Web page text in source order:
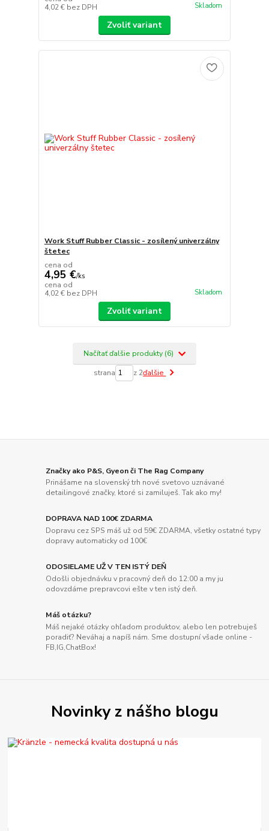
4,02 € bez DPH Skladom
Zvoliť variant
Work Stuff Rubber Classic - zosílený univerzálny
štetec
cena od
4,95 €/ks
cena od
4,02 € bez DPH Skladom
Zvoliť variant
Načítať ďalšie produkty (6)
strana z 2ďalšie
Značky ako P&S, Gyeon či The Rag Company
Prinášame na slovenský trh nové svetovo uznávané
detailingové značky, ktoré si zamiluješ. Tak ako my!
DOPRAVA NAD 100€ ZDARMA
Dopravu cez SPS máš už od 59€ ZDARMA, všetky ostatné typy
dopravy automaticky od 100€
ODOSIELAME UŽ V TEN ISTÝ DEŇ
Odošli objednávku v pracovný deň do 12:00 a my ju
odovzdáme prepravcovi ešte v ten istý deň.
Máš otázku?
Máš nejaké otázky ohľadom produktov, alebo len potrebuješ
poradiť? Neváhaj a napíš nám. Sme dostupní všade online -
FB,IG,ChatBox!
Novinky z nášho blogu